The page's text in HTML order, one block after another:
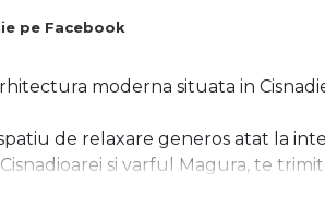
pe Facebook
moderna situata in
de relaxare generos atat la
si varful Magura, te